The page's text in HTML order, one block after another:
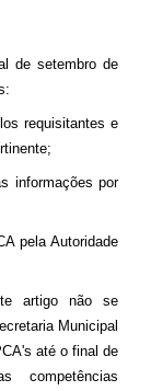
de setembro de
requisitantes e
informações por
pela Autoridade
artigo não se
Municipal
até o final de
competências